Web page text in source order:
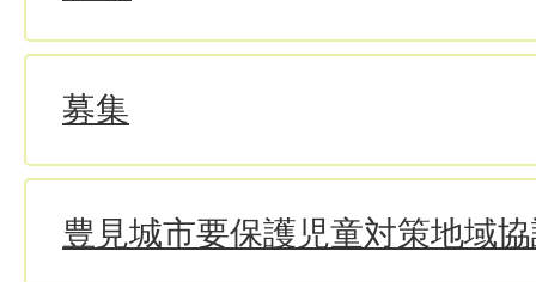
募集
豊見城市要保護児童対策地域